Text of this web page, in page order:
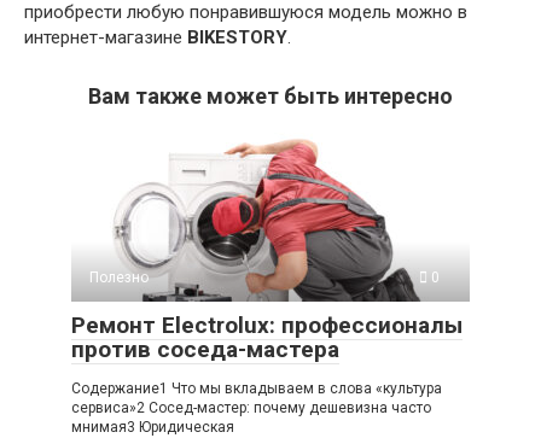
приобрести любую понравившуюся модель можно в
интернет-магазине BIKESTORY.
Вам также может быть интересно
Полезно 0
Ремонт Electrolux: профессионалы
против соседа-мастера
Содержание1 Что мы вкладываем в слова «культура
сервиса»2 Сосед-мастер: почему дешевизна часто
мнимая3 Юридическая